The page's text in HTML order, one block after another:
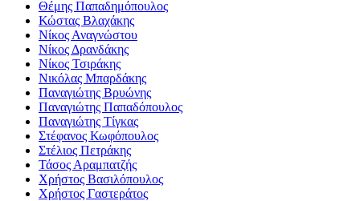
Θέμης Παπαδημόπουλος
Κώστας Βλαχάκης
Νίκος Αναγνώστου
Νίκος Δρανδάκης
Νίκος Τσιράκης
Νικόλας Μπαρδάκης
Παναγιώτης Βρυώνης
Παναγιώτης Παπαδόπουλος
Παναγιώτης Τίγκας
Στέφανος Κωφόπουλος
Στέλιος Πετράκης
Τάσος Αραμπατζής
Χρήστος Βασιλόπουλος
Χρήστος Γαστεράτος